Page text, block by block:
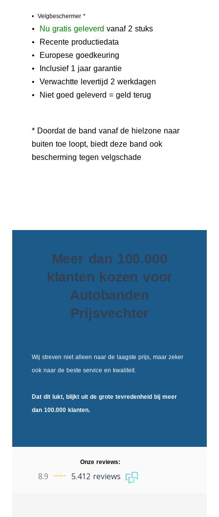
• Velgbeschermer *
• N u gratis geleverd vanaf 2 stuks
• Recente productiedata
• Europese goedkeuring
• Inclusief 1 jaar garantie
• Verwachtte levertijd 2 werkdagen
• Niet goed geleverd = geld terug
* Doordat de band vanaf de hielzone naar
buiten toe loopt, biedt deze band ook
bescherming tegen velgschade
Meer dan 100.000
klanten kozen voor
Autobanden
Prijsvechter
Wij streven niet alleen naar de laagste prijs, maar zeker
ook naar de beste service en kwaliteit.
Dat dit lukt, blijkt uit de grote tevredenheid bij meer
dan 100.000 klanten.
Onze reviews:
8.9 5.412 reviews